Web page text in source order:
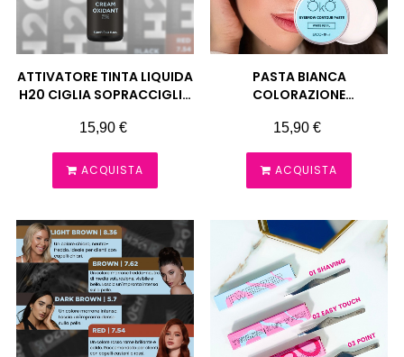
ATTIVATORE TINTA LIQUIDA
H20 CIGLIA SOPRACCIGLIA
Prezzo
15,90 €
ACQUISTA
PASTA BIANCA
COLORAZIONE
Prezzo
15,90 €
ACQUISTA